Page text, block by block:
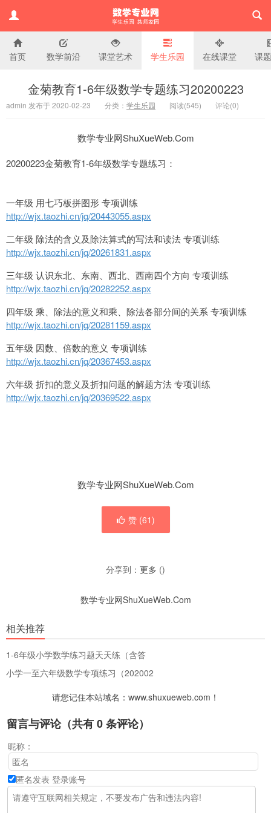
小学数学专业网
首页 数学前沿 课堂艺术 学生乐园 在线课堂 课
金菊教育1-6年级数学专题练习20200223
admin 发布于 2020-02-23 分类： 学生乐园 阅读(545) 评论(0)
数学专业网ShuXueWeb.Com
20200223金菊教育1-6年级数学专题练习：
一年级 用七巧板拼图形 专项训练
http://wjx.taozhi.cn/jq/20443055.aspx
二年级 除法的含义及除法算式的写法和读法 专项训练
http://wjx.taozhi.cn/jq/20261831.aspx
三年级 认识东北、东南、西北、西南四个方向 专项训练
http://wjx.taozhi.cn/jq/20282252.aspx
四年级 乘、除法的意义和乘、除法各部分间的关系 专项训练
http://wjx.taozhi.cn/jq/20281159.aspx
五年级 因数、倍数的意义 专项训练
http://wjx.taozhi.cn/jq/20367453.aspx
六年级 折扣的意义及折扣问题的解题方法 专项训练
http://wjx.taozhi.cn/jq/20369522.aspx
数学专业网ShuXueWeb.Com
赞 (61)
分享到： 更多 ()
数学专业网ShuXueWeb.Com
相关推荐
1-6年级小学数学练习题天天练（含答
小学一至六年级数学专项练习（202002
请您记住本站域名：www.shuxueweb.com！
留言与评论（共有0条评论）
昵称：
匿名发表 登录账号